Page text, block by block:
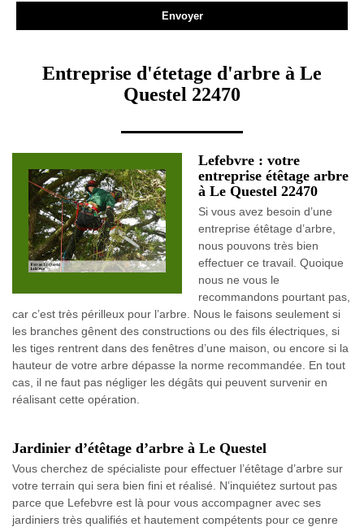
Entreprise d'étetage d'arbre à Le
Questel 22470
Lefebvre : votre
entreprise étêtage arbre
à Le Questel 22470
Si vous avez besoin d’une
entreprise étêtage d’arbre,
nous pouvons très bien
effectuer ce travail. Quoique
nous ne vous le
recommandons pourtant pas,
car c’est très périlleux pour l’arbre. Nous le faisons seulement si
les branches gênent des constructions ou des fils électriques, si
les tiges rentrent dans des fenêtres d’une maison, ou encore si la
hauteur de votre arbre dépasse la norme recommandée. En tout
cas, il ne faut pas négliger les dégâts qui peuvent survenir en
réalisant cette opération.
Jardinier d’étêtage d’arbre à Le Questel
Vous cherchez de spécialiste pour effectuer l’étêtage d’arbre sur
votre terrain qui sera bien fini et réalisé. N’inquiétez surtout pas
parce que Lefebvre est là pour vous accompagner avec ses
jardiniers très qualifiés et hautement compétents pour ce genre